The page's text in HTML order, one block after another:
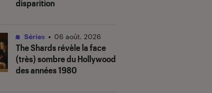
disparition
The Shardsrévèle la face
(très) sombre du Hollywood
des années 1980
Séries • 06 août. 2026